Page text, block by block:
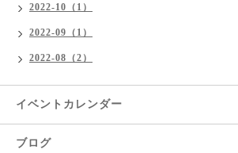
2022-10（1）
2022-09（1）
2022-08（2）
イベントカレンダー
ブログ